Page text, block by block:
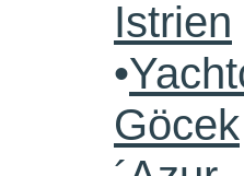
Istrien
•
Göcek